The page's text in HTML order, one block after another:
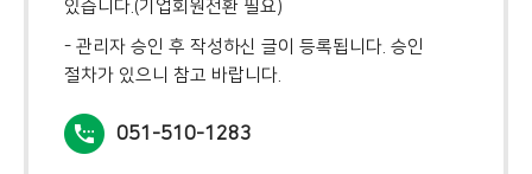
있습니다.(기업회원전환 필요)
- 관리자 승인 후 작성하신 글이 등록됩니다. 승인
절차가 있으니 참고 바랍니다.
051-510-1283